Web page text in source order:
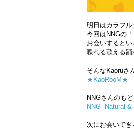
明日はカラフ
今回はNNGの
お会いすると
喋れる歌える
そんなKaoruさ
★KaoRooM★
NNGさんのも
NNG -Natural
次にお会いで